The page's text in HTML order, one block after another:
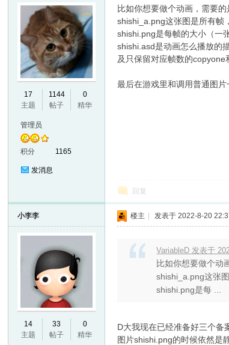
M
17
主题
1144
帖子
0
精华
管理员
积分 1165
发消息
比如你想要做个动画，需要的
shishi_a.png这张图是所有帧
shishi.png是每帧的大小（一
shishi.asd是动画怎么播放的
及只保留对应帧数的copyone
最后在游戏里和调用普通图片
回复
小李李
14
主题
33
帖子
0
精华
楼主 发表于 2022-8-20
VariableD 发表于
比如你想要做个动
shishi_a.png这张
shishi.png是每 ...
D大我现在已经准备好三个
图片shishi.png的时候依然是